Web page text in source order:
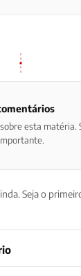
esta matéria.
Seja o